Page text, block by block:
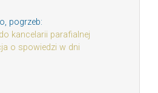
pogrzeb:
kancelarii parafialnej
o spowiedzi w dni